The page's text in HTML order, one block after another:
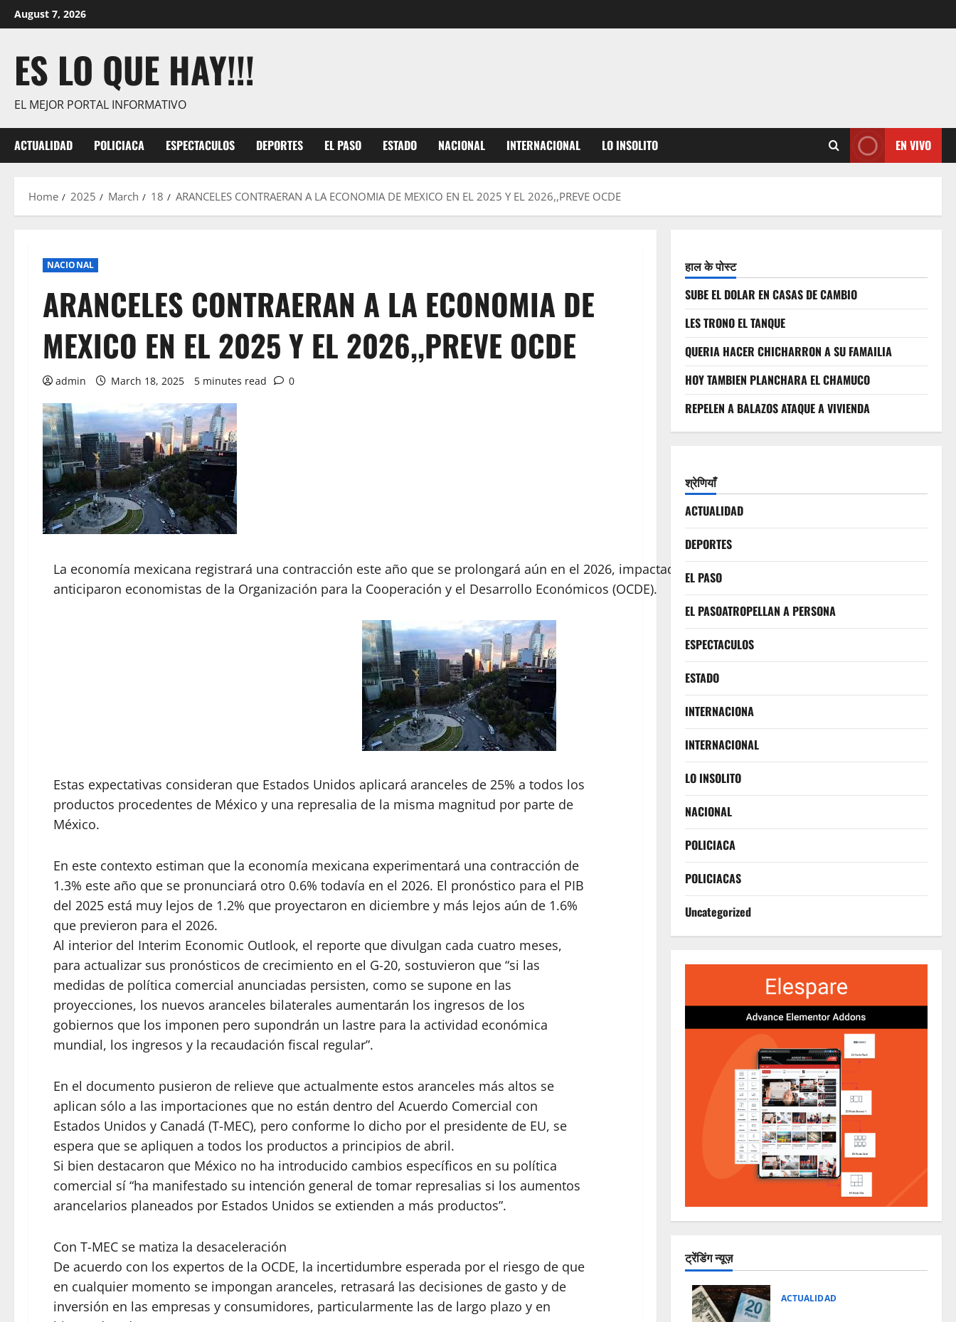
Skip
to
August 7, 2026
ES LO QUE HAY!!!
EL MEJOR PORTAL INFORMATIVO
ACTUALIDAD POLICIACA ESPECTACULOS DEPORTES EL PASO ESTADO NACIONAL INTERNACIONAL LO INSOLITO EN VIVO
Home 2025 March 18 ARANCELES CONTRAERAN A LA ECONOMIA DE MEXICO EN EL 2025 Y EL 2026,,PREVE OCDE
NACIONAL
ARANCELES CONTRAERAN A LA ECONOMIA DE
MEXICO EN EL 2025 Y EL 2026,,PREVE OCDE
admin March 18, 2025 5 minutes read 0
La economía mexicana registrará una contracción este año que se prolongará aún en el 2026, impactada por los aranceles bilaterales,
anticiparon economistas de la Organización para la Cooperación y el Desarrollo Económicos (OCDE).
Estas expectativas consideran que Estados Unidos aplicará aranceles de 25% a todos los
productos procedentes de México y una represalia de la misma magnitud por parte de
México.
En este contexto estiman que la economía mexicana experimentará una contracción de
1.3% este año que se pronunciará otro 0.6% todavía en el 2026. El pronóstico para el PIB
del 2025 está muy lejos de 1.2% que proyectaron en diciembre y más lejos aún de 1.6%
que previeron para el 2026.
Al interior del Interim Economic Outlook, el reporte que divulgan cada cuatro meses,
para actualizar sus pronósticos de crecimiento en el G-20, sostuvieron que “si las
medidas de política comercial anunciadas persisten, como se supone en las
proyecciones, los nuevos aranceles bilaterales aumentarán los ingresos de los
gobiernos que los imponen pero supondrán un lastre para la actividad económica
mundial, los ingresos y la recaudación fiscal regular”.
En el documento pusieron de relieve que actualmente estos aranceles más altos se
aplican sólo a las importaciones que no están dentro del Acuerdo Comercial con
Estados Unidos y Canadá (T-MEC), pero conforme lo dicho por el presidente de EU, se
espera que se apliquen a todos los productos a principios de abril.
Si bien destacaron que México no ha introducido cambios específicos en su política
comercial sí “ha manifestado su intención general de tomar represalias si los aumentos
arancelarios planeados por Estados Unidos se extienden a más productos”.
Con T-MEC se matiza la desaceleración
De acuerdo con los expertos de la OCDE, la incertidumbre esperada por el riesgo de que
en cualquier momento se impongan aranceles, retrasará las decisiones de gasto y de
inversión en las empresas y consumidores, particularmente las de largo plazo y en
हाल के पोस्ट
SUBE EL DOLAR EN CASAS DE CAMBIO
LES TRONO EL TANQUE
QUERIA HACER CHICHARRON A SU FAMAILIA
HOY TAMBIEN PLANCHARA EL CHAMUCO
REPELEN A BALAZOS ATAQUE A VIVIENDA
श्रेणियाँ
ACTUALIDAD
DEPORTES
EL PASO
EL PASOATROPELLAN A PERSONA
ESPECTACULOS
ESTADO
INTERNACIONA
INTERNACIONAL
LO INSOLITO
NACIONAL
POLICIACA
POLICIACAS
Uncategorized
ट्रेंडिंग न्यूज़
ACTUALIDAD